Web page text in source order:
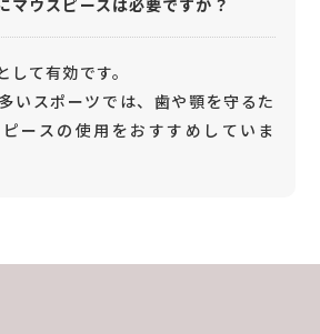
して有効です。
いスポーツでは、歯や顎を守るた
ースの使用をおすすめしていま